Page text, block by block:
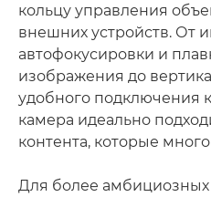
кольцу управления
внешних устройств. От
автофокусировки и
изображения до
удобного подключения
камера идеально
контента, которые
Для более